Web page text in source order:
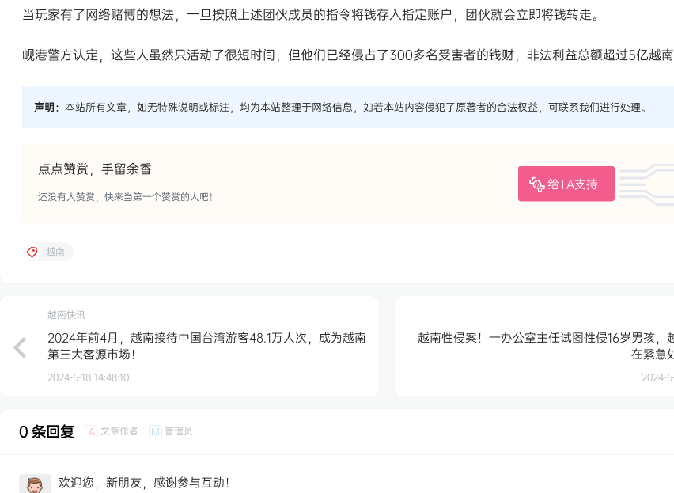
当玩家有了网络赌博的想法，一旦按照上述团伙成员的指令将钱存入指定账户，团伙就会立即将钱转走。
岘港警方认定，这些人虽然只活动了很短时间，但他们已经侵占了300多名受害者的钱财，非法利益总额超过5亿越南
声明： 本站所有文章，如无特殊说明或标注，均为本站整理于网络信息，如若本站内容侵犯了原著者的合法权益，可联系我们进行处理。
点点赞赏，手留余香
给TA支持
还没有人赞赏，快来当第一个赞赏的人吧！
越南
越南快讯
2024年前4月，越南接待中国台湾游客48.1万人次，成为越南
第三大客源市场！
2024-5-18 14:48:10
越南性侵案！一办公室主任试图性侵16岁男孩，
在紧急
2024-
0 条回复 A 文章作者 M 管理员
欢迎您，新朋友，感谢参与互动！